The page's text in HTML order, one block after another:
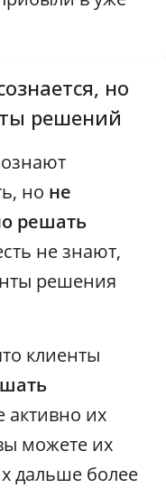
но
решений
но не
решать
не знают,
решения
клиенты
активно их
можете их
дальше более